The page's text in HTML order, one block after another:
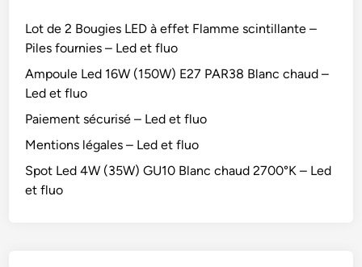
Lot de 2 Bougies LED à effet Flamme scintillante –
Piles fournies – Led et fluo
Ampoule Led 16W (150W) E27 PAR38 Blanc chaud –
Led et fluo
Paiement sécurisé – Led et fluo
Mentions légales – Led et fluo
Spot Led 4W (35W) GU10 Blanc chaud 2700°K – Led
et fluo